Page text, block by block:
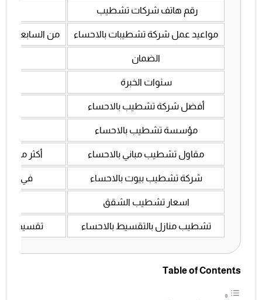
رقم هاتف شركات تشطيب
مواعيد عمل شركة تشطيبات بالاحساء من السابعة
الضمان
سنوات الخبرة
أفضل شركة تشطيب بالاحساء
مؤسسة تشطيب بالاحساء
مقاول تشطيب مباني بالاحساء أكثر من 150 مقاول تشطيب
شركة تشطيب بيوت بالاحساء في جميع
اسعار تشطيب الشقق
تشطيب منازل بالتقسيط بالاحساء تقسيط
Table of Contents